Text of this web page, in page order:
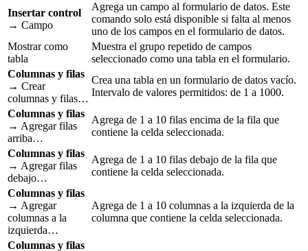
Insertar control
→ Campo
Agrega un campo al formulario de datos. Este
comando solo está disponible si falta al menos
uno de los campos en el formulario de datos.
Mostrar como
tabla
Muestra el grupo repetido de campos
seleccionado como una tabla en el formulario.
Columnas y filas
→ Crear
columnas y filas…
Crea una tabla en un formulario de datos vacío.
Intervalo de valores permitidos: de 1 a 1000.
Columnas y filas
→ Agregar filas
arriba…
Agrega de 1 a 10 filas encima de la fila que
contiene la celda seleccionada.
Columnas y filas
→ Agregar filas
debajo…
Agrega de 1 a 10 filas debajo de la fila que
contiene la celda seleccionada.
Columnas y filas
→ Agregar
columnas a la
izquierda…
Agrega de 1 a 10 columnas a la izquierda de la
columna que contiene la celda seleccionada.
Columnas y filas